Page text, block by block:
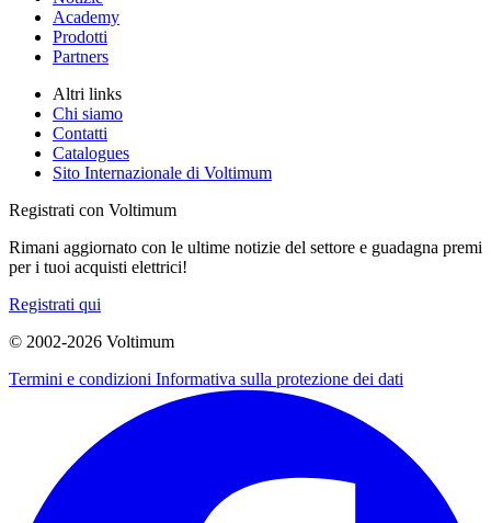
Academy
Prodotti
Partners
Altri links
Chi siamo
Contatti
Catalogues
Sito Internazionale di Voltimum
Registrati con Voltimum
Rimani aggiornato con le ultime notizie del settore e guadagna premi
per i tuoi acquisti elettrici!
Registrati qui
© 2002-2026 Voltimum
Termini e condizioni Informativa sulla protezione dei dati